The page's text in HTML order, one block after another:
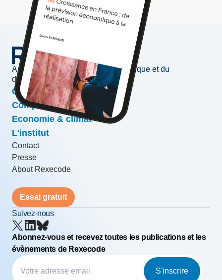
Au service de l'information économique et du
développement des entreprises
Conjoncture & prévisions
Compétitivité & croissance
Economie & climat
L'institut
Contact
Presse
About Rexecode
Essai gratuit
Suivez-nous
Abonnez-vous et recevez toutes les publications et les
évènements de Rexecode
S'inscrire